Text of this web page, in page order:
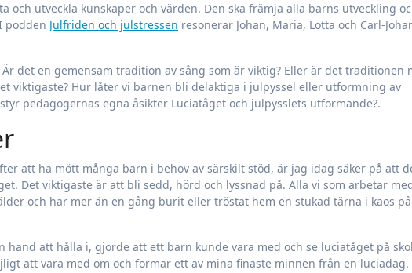
och utveckla kunskaper och värden. Den ska främja alla barns utveckling
podden Julfriden och julstressen resonerar Johan, Maria, Lotta och Carl-
det en gemensam tradition av sång som är viktig? Eller är det traditionen
viktigaste? Hur låter vi barnen bli delaktiga i julpyssel eller utformning av
pedagogernas egna åsikter Luciatåget och julpysslets utformande?.
att ha mött många barn i behov av särskilt stöd, är jag idag säker på att
Det viktigaste är att bli sedd, hörd och lyssnad på. Alla vi som arbetar
och har mer än en gång burit eller tröstat hem en stukad tärna i kaos
hand att hålla i, gjorde att ett barn kunde vara med och se luciatåget på
att vara med om och formar ett av mina finaste minnen från en luciadag.